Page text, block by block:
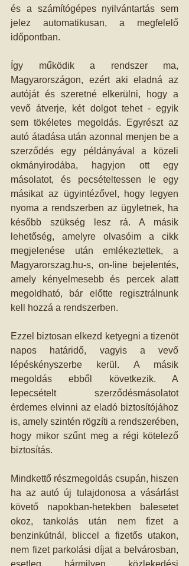
és a számítógépes nyilvántartás sem
jelez automatikusan, a megfelelő
időpontban.
Így működik a rendszer ma,
Magyarországon, ezért aki eladná az
autóját és szeretné elkerülni, hogy a
vevő átverje, két dolgot tehet - egyik
sem tökéletes megoldás. Egyrészt az
autó átadása után azonnal menjen be a
szerződés egy példányával a közeli
okmányirodába, hagyjon ott egy
másolatot, és pecsételtessen le egy
másikat az ügyintézővel, hogy legyen
nyoma a rendszerben az ügyletnek, ha
később szükség lesz rá. A másik
lehetőség, amelyre olvasóim a cikk
megjelenése után emlékeztettek, a
Magyarorszag.hu-s, on-line bejelentés,
amely kényelmesebb és percek alatt
megoldható, bár előtte regisztrálnunk
kell hozzá a rendszerben.
Ezzel biztosan elkezd ketyegni a tizenöt
napos határidő, vagyis a vevő
lépéskényszerbe kerül. A másik
megoldás ebből következik. A
lepecsételt szerződésmásolatot
érdemes elvinni az eladó biztosítójához
is, amely szintén rögzíti a rendszerében,
hogy mikor szűnt meg a régi kötelező
biztosítás.
Mindkettő részmegoldás csupán, hiszen
ha az autó új tulajdonosa a vásárlást
követő napokban-hetekben balesetet
okoz, tankolás után nem fizet a
benzinkútnál, bliccel a fizetős utakon,
nem fizet parkolási díjat a belvárosban,
esetleg bármilyen közlekedési